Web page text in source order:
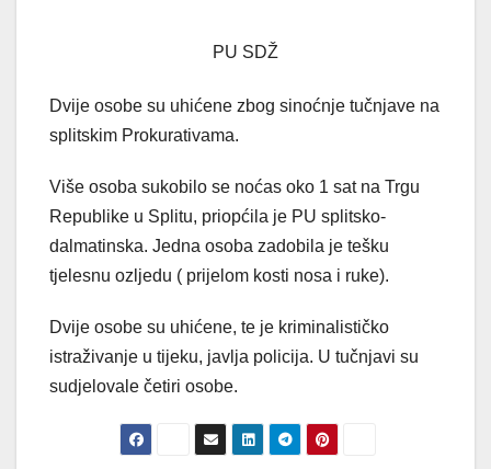
PU SDŽ
Dvije osobe su uhićene zbog sinoćnje tučnjave na
splitskim Prokurativama.
Više osoba sukobilo se noćas oko 1 sat na Trgu
Republike u Splitu, priopćila je PU splitsko-
dalmatinska. Jedna osoba zadobila je tešku
tjelesnu ozljedu ( prijelom kosti nosa i ruke).
Dvije osobe su uhićene, te je kriminalističko
istraživanje u tijeku, javlja policija. U tučnjavi su
sudjelovale četiri osobe.